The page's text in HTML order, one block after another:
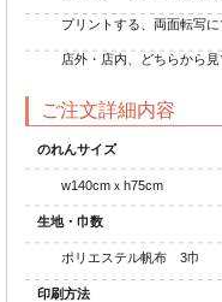
プリントする、両面転写に
店外・店内、どちらから
ご注文詳細内容
のれんサイズ
w140cmｘh75cm
生地・巾数
ポリエステル帆布 3巾
印刷方法